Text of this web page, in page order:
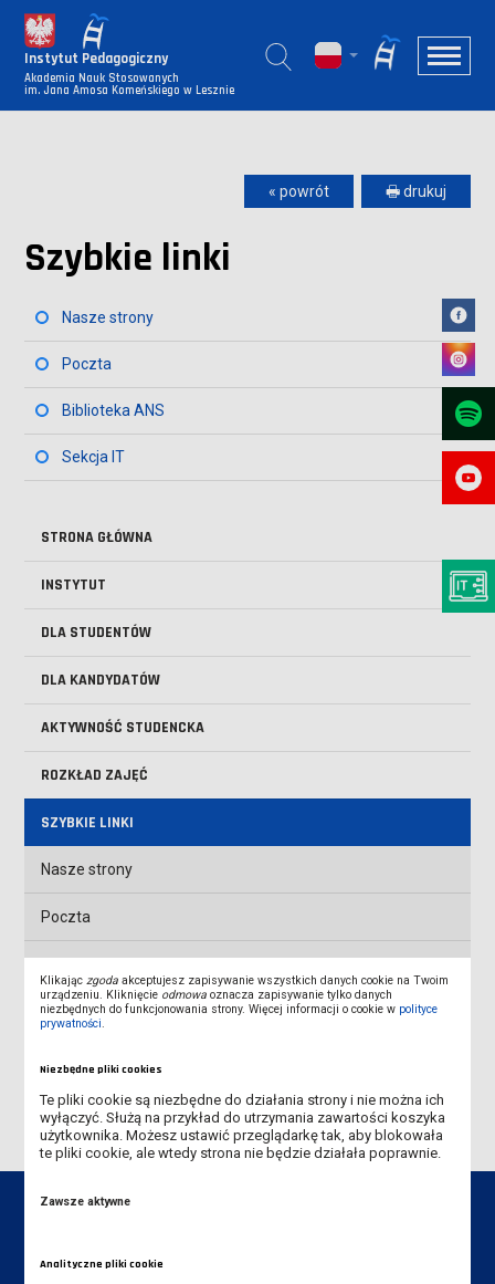
Instytut Pedagogiczny
Akademia Nauk Stosowanych
im. Jana Amosa Komeńskiego w Lesznie
STRONA GŁÓWNA
INSTYTUT
DLA STUDENTÓW
DLA KANDYDATÓW
AKTYWNOŚĆ STUDENCKA
ROZKŁAD ZAJĘĆ
SZYBKIE LINKI
Nasze strony
Poczta
Sekcja IT
« powrót 🖶 drukuj
Szybkie linki
Nasze strony
Poczta
Biblioteka ANS
Sekcja IT
Klikając zgoda akceptujesz zapisywanie wszystkich danych cookie na Twoim
urządzeniu. Kliknięcie odmowa oznacza zapisywanie tylko danych
niezbędnych do funkcjonowania strony. Więcej informacji o cookie w polityce
prywatności
Niezbędne pliki cookies
Te pliki cookie są niezbędne do działania strony i nie można ich
wyłączyć. Służą na przykład do utrzymania zawartości koszyka
użytkownika. Możesz ustawić przeglądarkę tak, aby blokowała
te pliki cookie, ale wtedy strona nie będzie działała poprawnie.
Zawsze aktywne
Analityczne pliki cookie